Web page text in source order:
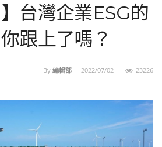
】台灣企業ESG的
跟上了嗎？
By 編輯部 - 2022/07/02 23226